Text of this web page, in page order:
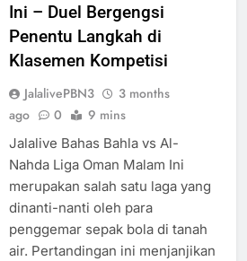
Ini – Duel Bergengsi
Penentu Langkah di
Klasemen Kompetisi
JalalivePBN3
3 months
ago
0 9 mins
Jalalive Bahas Bahla vs Al-
Nahda Liga Oman Malam Ini
merupakan salah satu laga yang
dinanti-nanti oleh para
penggemar sepak bola di tanah
air. Pertandingan ini menjanjikan